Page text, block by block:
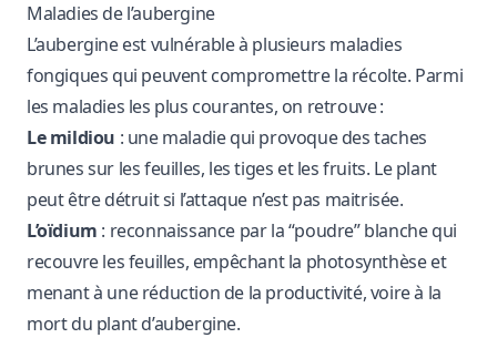
Maladies de l’aubergine
L’aubergine est vulnérable à plusieurs maladies
fongiques qui peuvent compromettre la récolte. Parmi
les maladies les plus courantes, on retrouve :
Le mildiou : une maladie qui provoque des taches
brunes sur les feuilles, les tiges et les fruits. Le plant
peut être détruit si l’attaque n’est pas maitrisée.
L’oïdium : reconnaissance par la “poudre” blanche qui
recouvre les feuilles, empêchant la photosynthèse et
menant à une réduction de la productivité, voire à la
mort du plant d’aubergine.